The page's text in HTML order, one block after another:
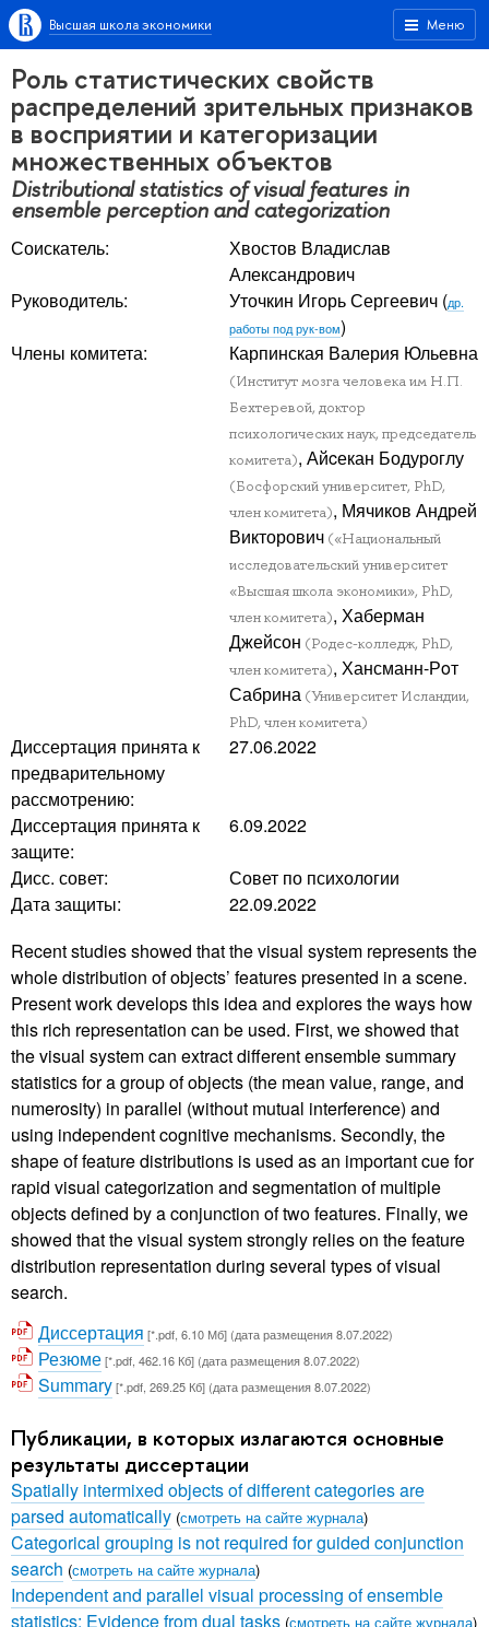
Меню
Высшая школа экономики
Роль статистических свойств
распределений зрительных признаков
в восприятии и категоризации
множественных объектов
Distributional statistics of visual features in
ensemble perception and categorization
Соискатель:
Хвостов Владислав
Александрович
Руководитель:
Уточкин Игорь Сергеевич (др.
работы под рук-вом)
Члены комитета:
Карпинская Валерия Юльевна
(Институт мозга человека им Н.П.
Бехтеревой, доктор
психологических наук, председатель
комитета), Айcекан Бодуроглу
(Босфорский университет, PhD,
член комитета), Мячиков Андрей
Викторович («Национальный
исследовательский университет
«Высшая школа экономики», PhD,
член комитета), Хаберман
Джейсон (Родес-колледж, PhD,
член комитета), Хансманн-Рoт
Сабрина (Университет Исландии,
PhD, член комитета)
Диссертация принята к
предварительному
рассмотрению:
27.06.2022
Диссертация принята к
защите:
6.09.2022
Дисс. совет:
Совет по психологии
Дата защиты:
22.09.2022
Recent studies showed that the visual system represents the
whole distribution of objects’ features presented in a scene.
Present work develops this idea and explores the ways how
this rich representation can be used. First, we showed that
the visual system can extract different ensemble summary
statistics for a group of objects (the mean value, range, and
numerosity) in parallel (without mutual interference) and
using independent cognitive mechanisms. Secondly, the
shape of feature distributions is used as an important cue for
rapid visual categorization and segmentation of multiple
objects defined by a conjunction of two features. Finally, we
showed that the visual system strongly relies on the feature
distribution representation during several types of visual
search.
Диссертация [*.pdf, 6.10 Мб] (дата размещения 8.07.2022)
Резюме[*.pdf, 462.16 Кб] (дата размещения 8.07.2022)
Summary[*.pdf, 269.25 Кб] (дата размещения 8.07.2022)
Публикации, в которых излагаются основные
результаты диссертации
Spatially intermixed objects of different categories are
parsed automatically (смотреть на сайте журнала)
Categorical grouping is not required for guided conjunction
search (смотреть на сайте журнала)
Independent and parallel visual processing of ensemble
statistics: Evidence from dual tasks (смотреть на сайте журнала)